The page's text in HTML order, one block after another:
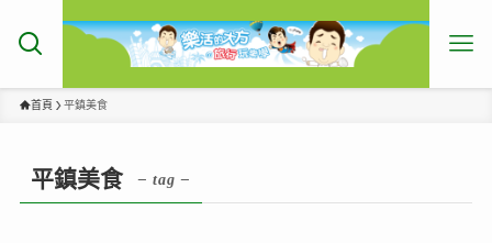
首頁 平鎮美食
平鎮美食 – tag –